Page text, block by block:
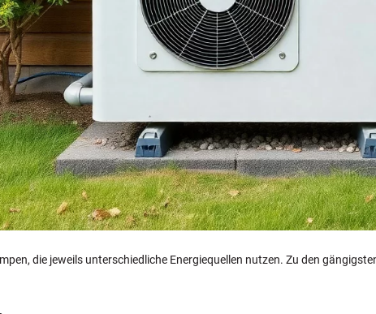
die jeweils unterschiedliche Energiequellen nutzen. Zu den